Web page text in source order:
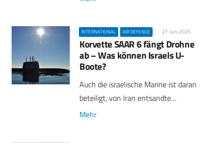
INTERNATIONAL AIR DEFENCE 27. Juni 2025
Korvette SAAR 6 fängt Drohne
ab – Was können Israels U-
Boote?
Auch die israelische Marine ist daran
beteiligt, von Iran entsandte…
Mehr